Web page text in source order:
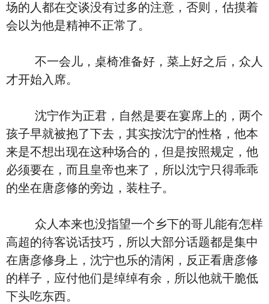
场的人都在交谈没有过多的注意，否则，估摸着
会以为他是精神不正常了。
不一会儿，桌椅准备好，菜上好之后，众人
才开始入席。
沈宁作为正君，自然是要在宴席上的，两个
孩子早就被抱了下去，其实按沈宁的性格，他本
来是不想出现在这种场合的，但是按照规定，他
必须要在，而且皇帝也来了，所以沈宁只得乖乖
的坐在唐彦修的旁边，装柱子。
众人本来也没指望一个乡下的哥儿能有怎样
高超的待客说话技巧，所以大部分话题都是集中
在唐彦修身上，沈宁也乐的清闲，反正看唐彦修
的样子，应付他们是绰绰有余，所以他就干脆低
下头吃东西。